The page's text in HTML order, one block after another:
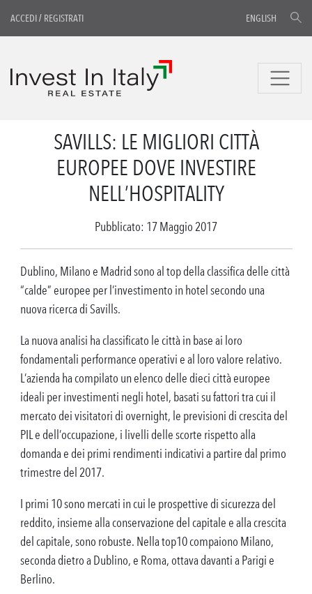
ACCEDI/ REGISTRATI ENGLISH
SAVILLS: LE MIGLIORI CITTÀ
EUROPEE DOVE INVESTIRE
NELL’HOSPITALITY
Pubblicato: 17 Maggio 2017
Dublino, Milano e Madrid sono al top della classifica delle città
“calde” europee per l’investimento in hotel secondo una
nuova ricerca di Savills.
La nuova analisi ha classificato le città in base ai loro
fondamentali performance operativi e al loro valore relativo.
L’azienda ha compilato un elenco delle dieci città europee
ideali per investimenti negli hotel, basati su fattori tra cui il
mercato dei visitatori di overnight, le previsioni di crescita del
PIL e dell’occupazione, i livelli delle scorte rispetto alla
domanda e dei primi rendimenti indicativi a partire dal primo
trimestre del 2017.
I primi 10 sono mercati in cui le prospettive di sicurezza del
reddito, insieme alla conservazione del capitale e alla crescita
del capitale, sono robuste. Nella top10 compaiono Milano,
seconda dietro a Dublino, e Roma, ottava davanti a Parigi e
Berlino.